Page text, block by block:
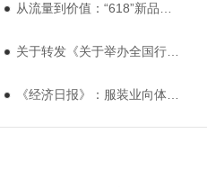
从流量到价值：“618”新品牌撑起消费新增量
关于转发《关于举办全国行业职业技能竞赛——第十七届全国纺织行业职业技能竞赛的通知》
《经济日报》：服装业向体验与价值升级转型